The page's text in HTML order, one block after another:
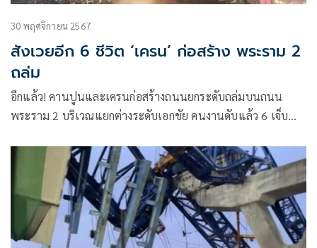
30 พฤศจิกายน 2567
สังเวยอีก 6 ชีวิต ‘เครน’ ก่อสร้าง พระราม 2
ถล่ม
อีกแล้ว! คานปูนและเครนก่อสร้างถนนยกระดับถล่มบนถนน
พระราม 2 บริเวณแยกต่างระดับเอกชัย คนงานดับแล้ว 6 เจ็บ